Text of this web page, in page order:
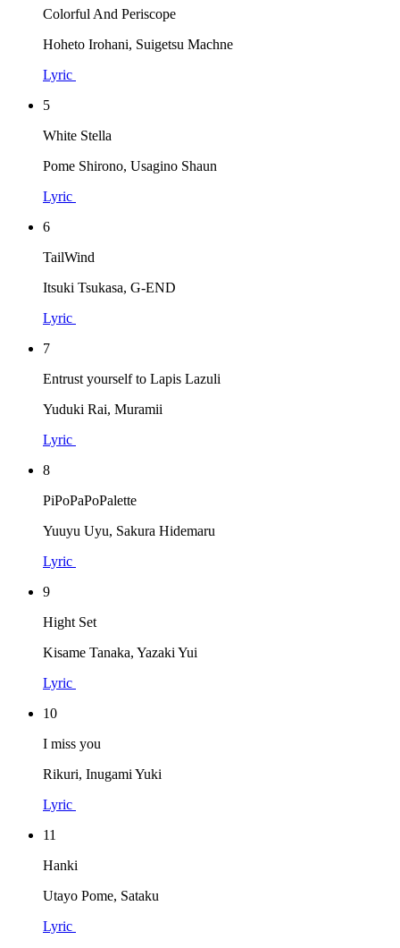
Colorful And Periscope
Hoheto Irohani, Suigetsu Machne
Lyric
5
White Stella
Pome Shirono, Usagino Shaun
Lyric
6
TailWind
Itsuki Tsukasa, G-END
Lyric
7
Entrust yourself to Lapis Lazuli
Yuduki Rai, Muramii
Lyric
8
PiPoPaPoPalette
Yuuyu Uyu, Sakura Hidemaru
Lyric
9
Hight Set
Kisame Tanaka, Yazaki Yui
Lyric
10
I miss you
Rikuri, Inugami Yuki
Lyric
11
Hanki
Utayo Pome, Sataku
Lyric